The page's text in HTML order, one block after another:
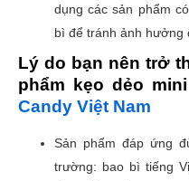
dụng các sản phẩm
bì để tránh ảnh hưởng
Lý do bạn nên trở
phẩm kẹo dẻo
Candy Việt Nam
Sản phẩm đáp ứng
trường: bao bì tiếng